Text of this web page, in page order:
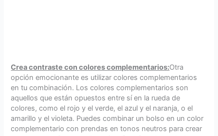
Crea contraste con colores complementarios:Otra
opción emocionante es utilizar colores complementarios
en tu combinación. Los colores complementarios son
aquellos que están opuestos entre sí en la rueda de
colores, como el rojo y el verde, el azul y el naranja, o el
amarillo y el violeta. Puedes combinar un bolso en un color
complementario con prendas en tonos neutros para crear